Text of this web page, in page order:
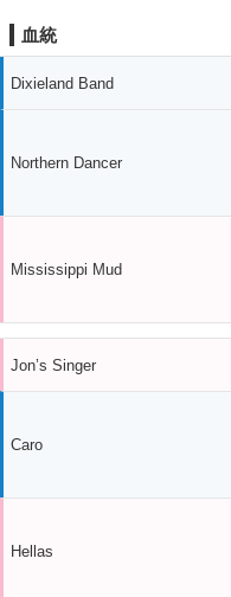
血統
Dixieland Band
Northern Dancer
Mississippi Mud
Jon’s Singer
Caro
Hellas